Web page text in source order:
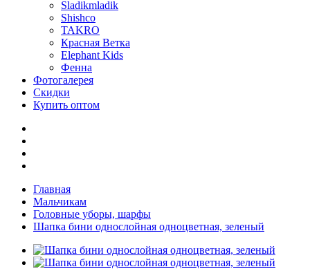
Sladikmladik
Shishco
TAKRO
Красная Ветка
Elephant Kids
Фенна
Фотогалерея
Скидки
Купить оптом
Главная
Мальчикам
Головные уборы, шарфы
Шапка бини однослойная одноцветная, зеленый